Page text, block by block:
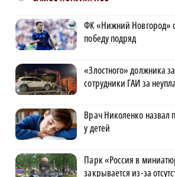
ФК «Нижний Новгород»
победу подряд
«Злостного» должника
сотрудники ГАИ за
Врач Николенко назвал
у детей
Парк «Россия в
закрывается из-за